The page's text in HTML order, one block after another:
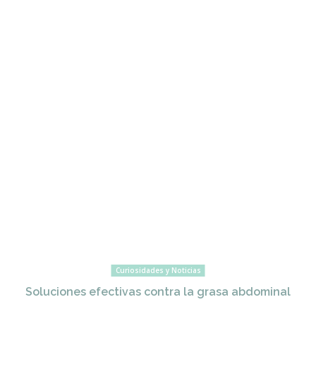
Curiosidades y Noticias
Soluciones efectivas contra la grasa abdominal